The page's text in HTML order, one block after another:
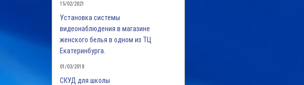
15/02/2021
Установка системы
видеонаблюдения в магазине
женского белья в одном из ТЦ
Екатеринбурга.
01/03/2018
СКУД для школы